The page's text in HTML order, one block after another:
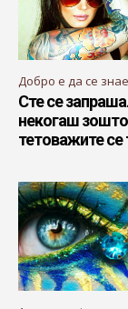
Добро е да се знае
Сте се
некогаш зошто
тетоважите се